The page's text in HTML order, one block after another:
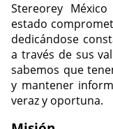
Stereorey
estado
dedicándose
a través de sus
sabemos que
y mantener
veraz y oportuna.